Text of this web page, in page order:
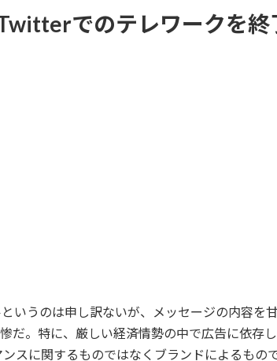
でのテレワークを終
いうのは申し訳ないが、メッセージの内容を
だ。特に、厳しい経済情勢の中で広告に依存
スに関するものではなくブランドによるもの